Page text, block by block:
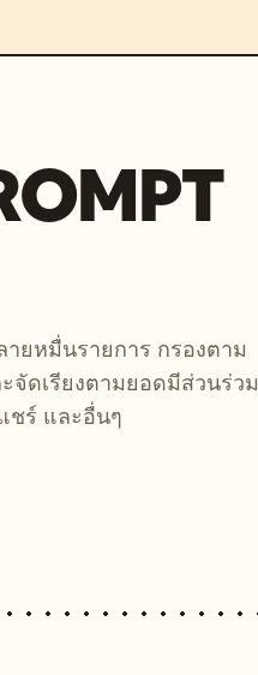
ยหมื่นรายการ กรองตาม
จัดเรียงตามยอดมีส่วนร่วม
ชร์ และอื่นๆ